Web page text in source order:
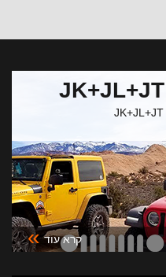
קרא עוד »